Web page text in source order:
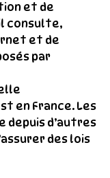
et de
consulte,
et de
par
en France. Les
depuis d’autres
des lois